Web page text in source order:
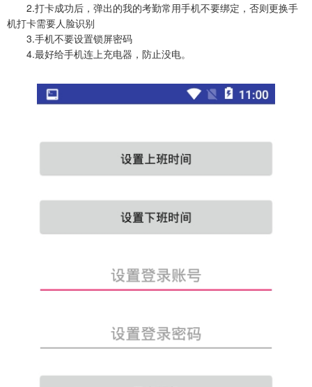
2.打卡成功后，弹出的我的考勤常用手机不要绑定，否则更换手
机打卡需要人脸识别
3.手机不要设置锁屏密码
4.最好给手机连上充电器，防止没电。